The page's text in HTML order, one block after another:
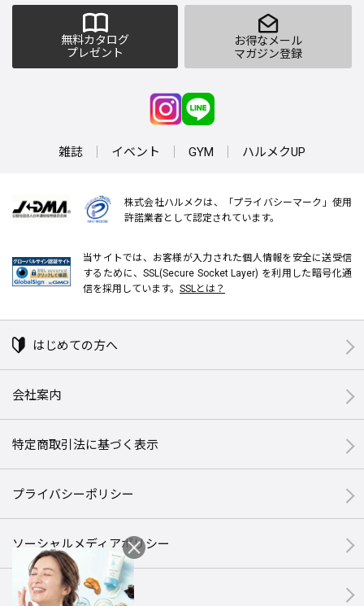
無料カタログ
プレゼント
お得なメール
マガジン登録
雑誌 イベント GYM ハルメクUP
株式会社ハルメクは、「プライバシーマーク」使用
許諾業者として認定されています。
当サイトでは、お客様が入力された個人情報を安全に送受信
するために、SSL(Secure Socket Layer) を利用した暗号化通
信を採用しています。 SSLとは？
はじめての方へ
会社案内
特定商取引法に基づく表示
プライバシーポリシー
ソーシャルメディアポリシー
サイトマップ